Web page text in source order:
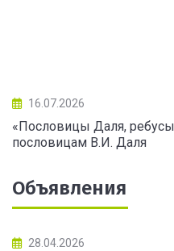
16.07.2026
«Пословицы Даля,
пословицам В.И. Даля
Объявления
28.04.2026